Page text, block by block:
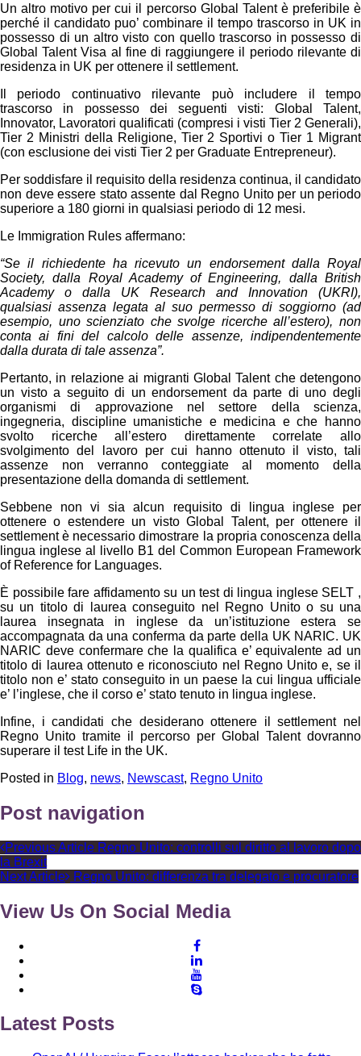
Un altro motivo per cui il percorso Global Talent è preferibile è
perché il candidato puo’ combinare il tempo trascorso in UK in
possesso di un altro visto con quello trascorso in possesso di
Global Talent Visa al fine di raggiungere il periodo rilevante di
residenza in UK per ottenere il settlement.
Il periodo continuativo rilevante può includere il tempo
trascorso in possesso dei seguenti visti: Global Talent,
Innovator, Lavoratori qualificati (compresi i visti Tier 2 Generali),
Tier 2 Ministri della Religione, Tier 2 Sportivi o Tier 1 Migrant
(con esclusione dei visti Tier 2 per Graduate Entrepreneur).
Per soddisfare il requisito della residenza continua, il candidato
non deve essere stato assente dal Regno Unito per un periodo
superiore a 180 giorni in qualsiasi periodo di 12 mesi.
Le Immigration Rules affermano:
“Se il richiedente ha ricevuto un endorsement dalla Royal
Society, dalla Royal Academy of Engineering, dalla British
Academy o dalla UK Research and Innovation (UKRI),
qualsiasi assenza legata al suo permesso di soggiorno (ad
esempio, uno scienziato che svolge ricerche all’estero), non
conta ai fini del calcolo delle assenze, indipendentemente
dalla durata di tale assenza”.
Pertanto, in relazione ai migranti Global Talent che detengono
un visto a seguito di un endorsement da parte di uno degli
organismi di approvazione nel settore della scienza,
ingegneria, discipline umanistiche e medicina e che hanno
svolto ricerche all’estero direttamente correlate allo
svolgimento del lavoro per cui hanno ottenuto il visto, tali
assenze non verranno conteggiate al momento della
presentazione della domanda di settlement.
Sebbene non vi sia alcun requisito di lingua inglese per
ottenere o estendere un visto Global Talent, per ottenere il
settlement è necessario dimostrare la propria conoscenza della
lingua inglese al livello B1 del Common European Framework
of Reference for Languages.
È possibile fare affidamento su un test di lingua inglese SELT ,
su un titolo di laurea conseguito nel Regno Unito o su una
laurea insegnata in inglese da un’istituzione estera se
accompagnata da una conferma da parte della UK NARIC. UK
NARIC deve confermare che la qualifica e’ equivalente ad un
titolo di laurea ottenuto e riconosciuto nel Regno Unito e, se il
titolo non e’ stato conseguito in un paese la cui lingua ufficiale
e’ l’inglese, che il corso e’ stato tenuto in lingua inglese.
Infine, i candidati che desiderano ottenere il settlement nel
Regno Unito tramite il percorso per Global Talent dovranno
superare il test Life in the UK.
Posted in Blog, news, Newscast, Regno Unito
Post navigation
Previous Article Regno Unito: controlli sul diritto al lavoro dopo
la Brexit
Next Article
Regno Unito: differenza tra delegato e procuratore
View Us On Social Media
Latest Posts